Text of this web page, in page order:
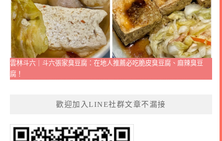
雲林斗六｜斗六張家臭豆腐：在地人推薦必吃脆皮臭豆腐、麻辣臭豆
腐！
歡迎加入LINE社群文章不漏接